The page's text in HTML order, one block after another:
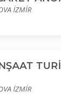
İZMİR
İZMİR